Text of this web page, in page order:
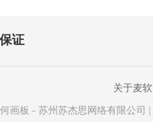
证
关于麦软
画板 - 苏州苏杰思网络有限公司